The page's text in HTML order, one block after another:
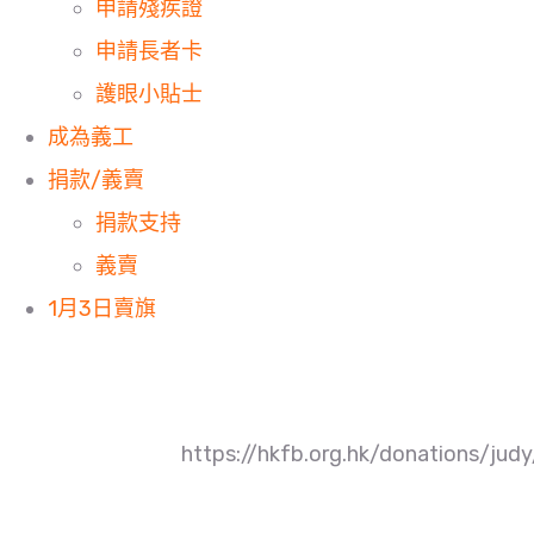
申請殘疾證
申請長者卡
護眼小貼士
成為義工
捐款/義賣
捐款支持
義賣
1月3日賣旗
https://hkfb.org.hk/donations/